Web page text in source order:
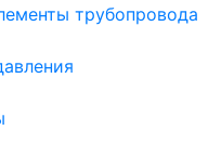
трубопровода